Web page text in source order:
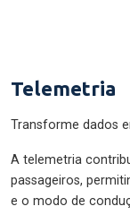
Telemetria
Transforme dados
A telemetria
passageiros,
e o modo de